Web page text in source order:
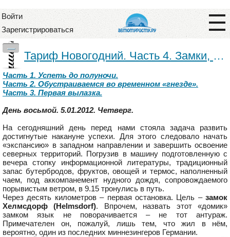
Войти
Зарегистрироваться
—
Тариф Новогодний. Часть 4. Замки, деревни и самолёты.
Часть 1. Успеть до полуночи.
Часть 2. Обустраиваемся во временном «гнезде».
Часть 3. Первая вылазка.
День восьмой. 5.01.2012. Четверг.
На сегодняшний день перед нами стояла задача развить
достигнутые накануне успехи. Для этого следовало начать
«экспансию» в западном направлении и завершить освоение
северных территорий. Погрузив в машину подготовленную с
вечера стопку информационной литературы, традиционный
запас бутербродов, фруктов, овощей и термос, наполненный
чаем, под аккомпанемент нудного дождя, сопровождаемого
порывистым ветром, в 9.15 тронулись в путь.
Через десять километров – первая остановка. Цель – замок
Хелмсдорф (Helmsdorf). Впрочем, назвать этот «домик»
замком язык не поворачивается – не тот антураж.
Примечателен он, пожалуй, лишь тем, что жил в нём,
вероятно, один из последних миннезингеров Германии.